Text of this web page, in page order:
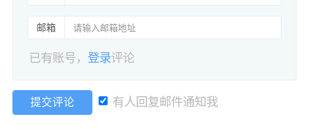
邮箱
已有账号，登录评论
提交评论 有人回复邮件通知我